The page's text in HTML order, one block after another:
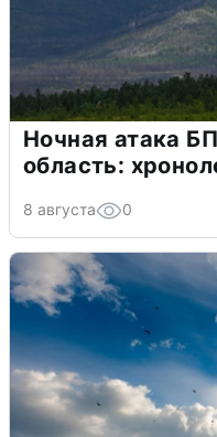
Ночная атака
область:
8 августа 0